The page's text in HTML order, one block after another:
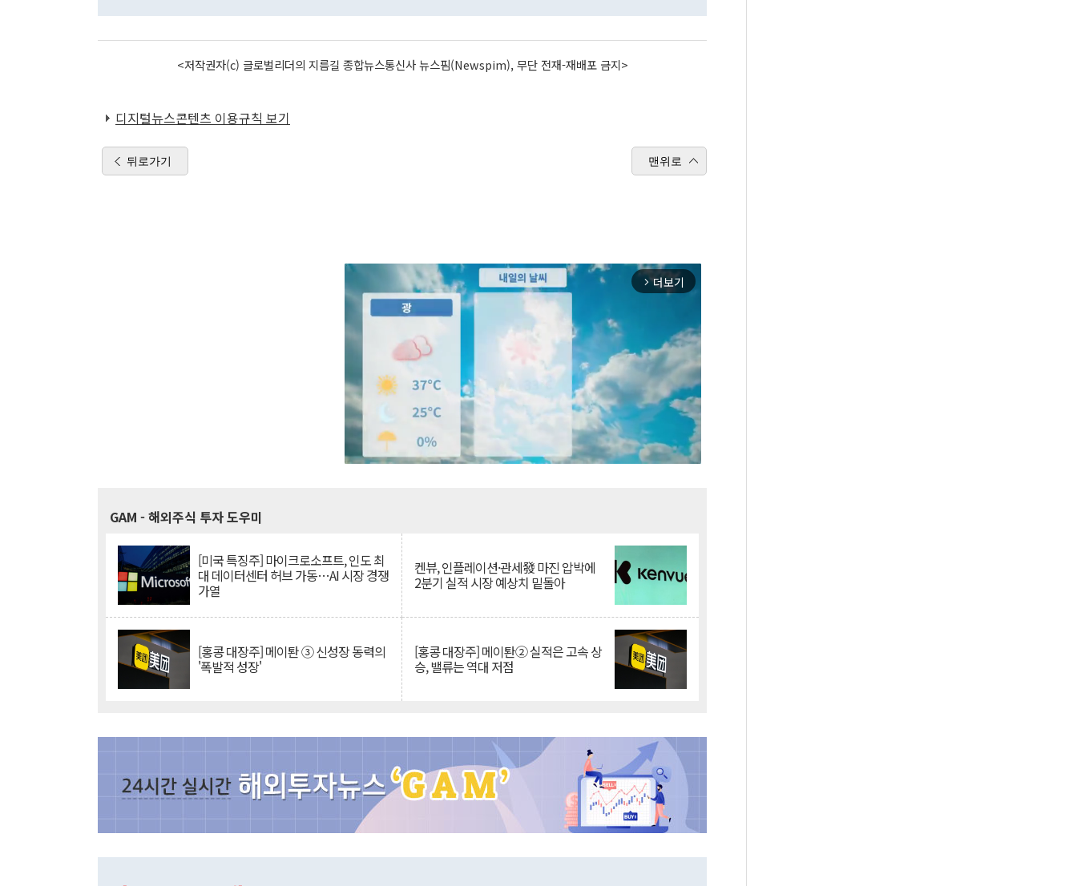
<저작권자(c) 글로벌리더의 지름길 종합뉴스통신사 뉴스핌(Newspim), 무단 전재-재배포 금지>
디지털뉴스콘텐츠 이용규칙 보기
뒤로가기 맨위로
arrow_forward_ios 더보기
GAM - 해외주식 투자 도우미
[미국 특징주] 마이크로소프트, 인도 최
대 데이터센터 허브 가동…AI 시장 경쟁
가열
켄뷰, 인플레이션·관세發 마진 압박에
2분기 실적 시장 예상치 밑돌아
[홍콩 대장주] 메이퇀 ③ 신성장 동력의
'폭발적 성장'
[홍콩 대장주] 메이퇀② 실적은 고속 상
승, 밸류는 역대 저점